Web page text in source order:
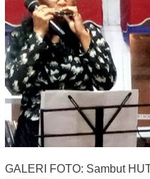
GALERI FOTO: Sambut